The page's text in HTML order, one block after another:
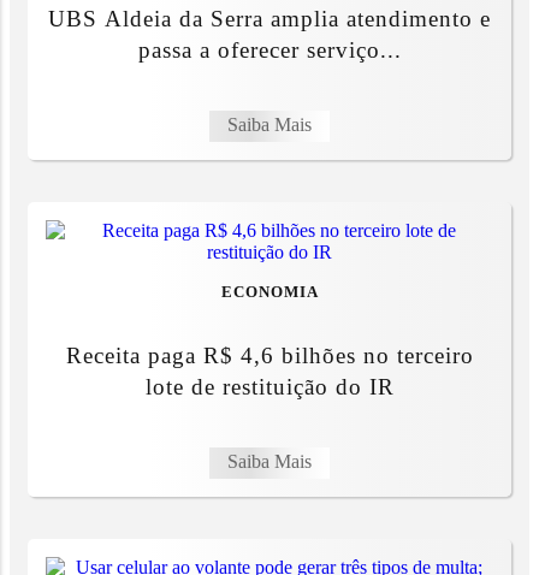
UBS Aldeia da Serra amplia atendimento e
passa a oferecer serviço...
Saiba Mais
ECONOMIA
Receita paga R$ 4,6 bilhões no terceiro
lote de restituição do IR
Saiba Mais